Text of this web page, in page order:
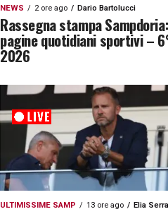
NEWS 2 ore ago Dario Bartolucci
Rassegna stampa
pagine quotidiani sportivi –
2026
ULTIMISSIME SAMP 13 ore ago Elia Serra